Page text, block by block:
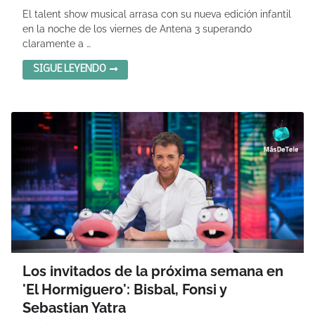
El talent show musical arrasa con su nueva edición infantil
en la noche de los viernes de Antena 3 superando
claramente a …
SIGUE LEYENDO
Los invitados de la próxima semana en
'El Hormiguero': Bisbal, Fonsi y
Sebastian Yatra